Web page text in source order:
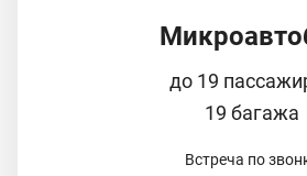
до 19
19 багажа
Встреча по